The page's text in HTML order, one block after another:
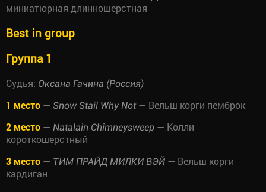
миниатюрная длинношерстная
Best in group
Группа 1
Судья: Оксана Гачина (Россия)
1 место — Snow Stail Why Not— Вельш корги пемброк
2 место — Natalain Chimneysweep — Колли
короткошерстный
3 место — ТИМ ПРАЙД МИЛКИ ВЭЙ — Вельш корги
кардиган